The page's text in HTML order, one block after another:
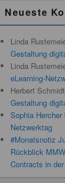
Neueste
Linda
Gestaltung
Linda
eLearning-
Herbert Schmidt
Gestaltung
Sophia Hercher
Netzwerktag
#Monatsnotiz
Rückblick
Contracts in